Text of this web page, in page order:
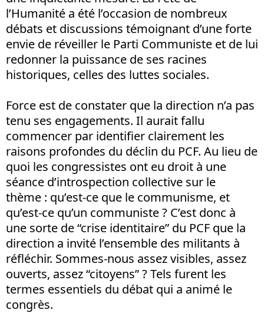
l’Humanité a été l’occasion de nombreux
débats et discussions témoignant d’une forte
envie de réveiller le Parti Communiste et de lui
redonner la puissance de ses racines
historiques, celles des luttes sociales.
Force est de constater que la direction n’a pas
tenu ses engagements. Il aurait fallu
commencer par identifier clairement les
raisons profondes du déclin du PCF. Au lieu de
quoi les congressistes ont eu droit à une
séance d’introspection collective sur le
thème : qu’est-ce que le communisme, et
qu’est-ce qu’un communiste ? C’est donc à
une sorte de “crise identitaire” du PCF que la
direction a invité l’ensemble des militants à
réfléchir. Sommes-nous assez visibles, assez
ouverts, assez “citoyens” ? Tels furent les
termes essentiels du débat qui a animé le
congrès.